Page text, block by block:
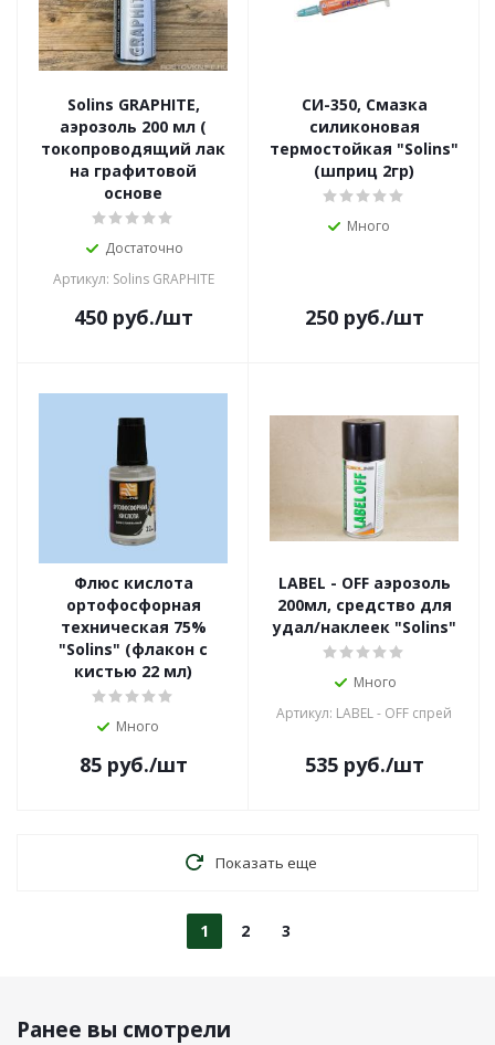
Solins GRAPHITE,
аэрозоль 200 мл (
токопроводящий лак
на графитовой
основе
Достаточно
Артикул: Solins GRAPHITE
450руб./шт
СИ-350, Смазка
силиконовая
термостойкая "Solins"
(шприц 2гр)
Много
250руб./шт
Флюс кислота
ортофосфорная
техническая 75%
"Solins" (флакон с
кистью 22 мл)
Много
85руб./шт
LABEL - OFF аэрозоль
200мл, средство для
удал/наклеек "Solins"
Много
Артикул: LABEL - OFF спрей
535руб./шт
Показать еще
1 2 3
Ранее вы смотрели